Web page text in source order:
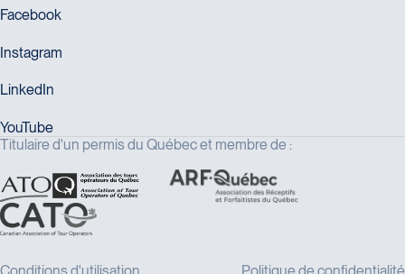
Titulaire d'un permis du Québec et membre de :